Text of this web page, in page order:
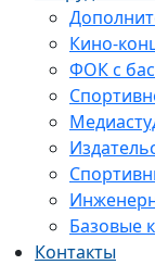
Кино-
ФОК с
Базовые
Контакты